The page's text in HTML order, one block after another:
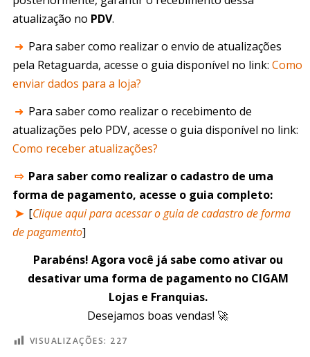
atualização no PDV.
➜ Para saber como realizar o envio de atualizações
pela Retaguarda, acesse o guia disponível no link: Como
enviar dados para a loja?
➜ Para saber como realizar o recebimento de
atualizações pelo PDV, acesse o guia disponível no link:
Como receber atualizações?
⇨ Para saber como realizar o cadastro de uma
forma de pagamento, acesse o guia completo:
➤ [Clique aqui para acessar o guia de cadastro de forma
de pagamento]
Parabéns! Agora você já sabe como ativar ou
desativar uma forma de pagamento no CIGAM
Lojas e Franquias.
Desejamos boas vendas! 🚀
VISUALIZAÇÕES: 227